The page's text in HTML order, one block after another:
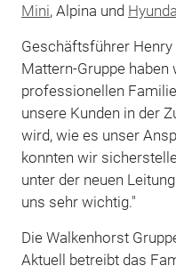
Mini, Alpina und
Geschäftsführer
Mattern-Gruppe
professionellen
unsere Kunden in der
wird, wie es unser
konnten wir
unter der neuen
uns sehr wichtig."
Die Walkenhorst
Aktuell betreibt das